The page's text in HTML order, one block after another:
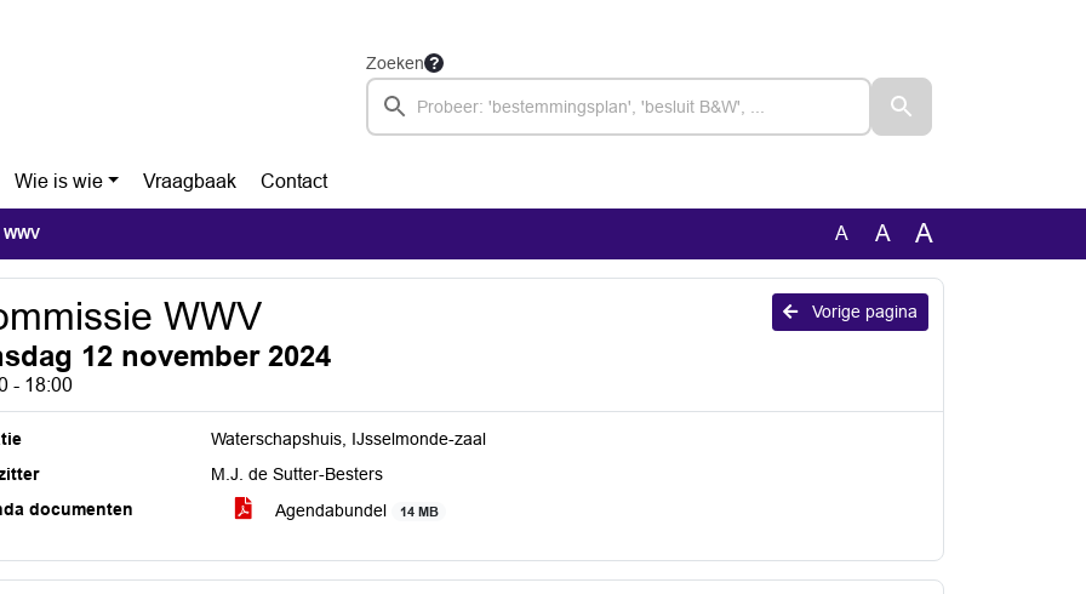
Zoeken
Wie is wie Vraagbaak Contact
A A A
Vorige pagina
WWV
12 november 2024
- 18:00
Waterschapshuis, IJsselmonde-zaal
M.J. de Sutter-Besters
documenten
Agendabundel 14 MB